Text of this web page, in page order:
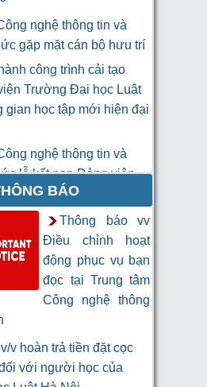
nghệ thông tin và
gặp mặt cán bộ hưu trí
công trình cải tạo
Trường Đại học Luật
gian học tập mới hiện đại
nghệ thông tin và
lễ kết nạp Đảng viên
học “Trí tuệ nhân tạo
thông tin và thư viện”
BÁO
Thông báo vv
Điều chỉnh hoạt
động phục vụ bạn
đọc tại Trung tâm
Công nghệ thông
v hoàn trả tiền đặt cọc
với người học của